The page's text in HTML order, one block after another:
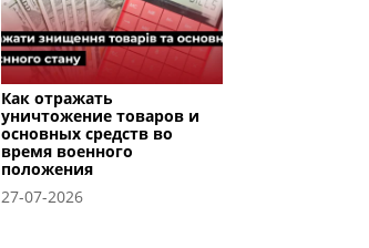
Как отражать
уничтожение товаров и
основных средств во
время военного
положения
27-07-2026